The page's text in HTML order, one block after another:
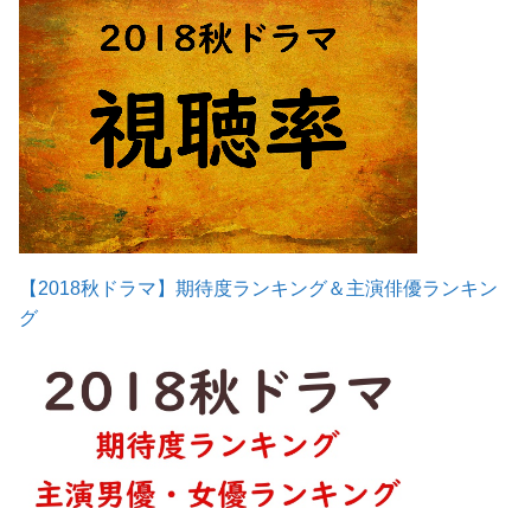
【2018秋ドラマ】期待度ランキング＆主演俳優ランキン
グ